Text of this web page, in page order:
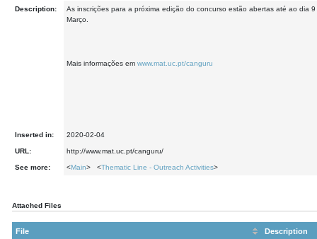
Description:
As inscrições para a próxima edição do concurso estão abertas até ao dia
Março.
Mais informações em www.mat.uc.pt/canguru
Inserted in: 2020-02-04
URL: http://www.mat.uc.pt/canguru/
See more: <Main> <Thematic Line - Outreach Activities>
Attached Files
File Description